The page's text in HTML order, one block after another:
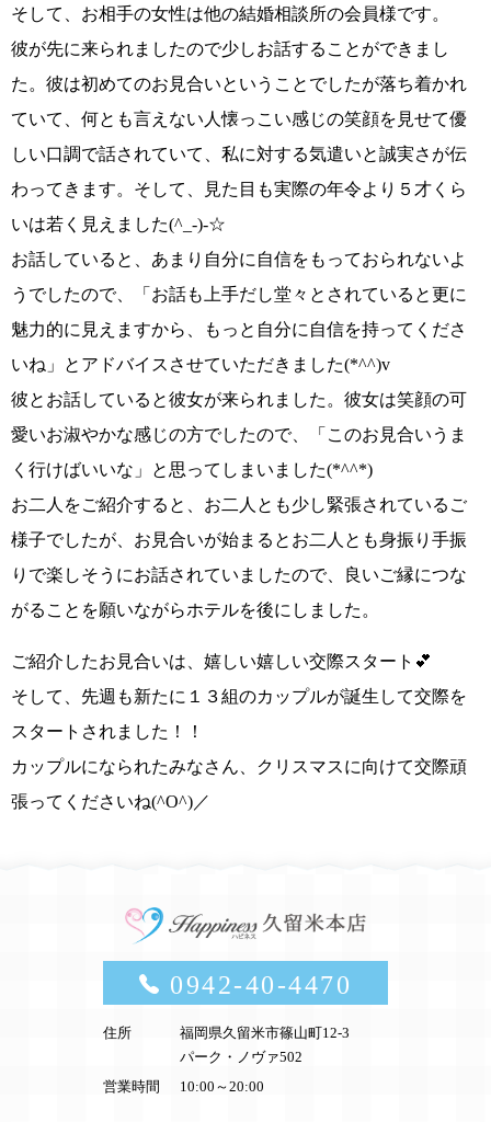
そして、お相手の女性は他の結婚相談所の会員様です。
彼が先に来られましたので少しお話することができまし
た。彼は初めてのお見合いということでしたが落ち着かれ
ていて、何とも言えない 人懐っこい感じの笑顔を見せて優
しい口調で話されていて、私に対する気遣いと誠実さが伝
わってきます。そして、
見た目も実際の年令より５才くら
いは若く見えました(^_-)-☆
お話していると、あまり自分に自信をもっておられないよ
うでしたので、
「お話も上手だし堂々とされていると更に
魅力的に見えますから、もっと自分に自信を持ってくださ
いね」
とアドバイスさせていただきました(*^^)v
彼とお話していると彼女が来られました。彼女は笑顔の可
愛いお淑やかな感じの方でしたので、
「このお見合いうま
く行けばいいな」
と思ってしまいました(*^^*)
お二人をご紹介すると、お二人とも少し緊張されているご
様子でしたが、お見合いが始まると お二人とも身振り手振
りで楽しそうにお話されていましたので、
良いご縁につな
がることを願いながらホテルを後にしました。
ご紹介したお見合いは、 嬉しい嬉しい交際スタート 💕
そして、 先週も新たに１３組のカップルが誕生して交際を
スタートされました！！
カップルになられたみなさん、クリスマスに向けて交際頑
張ってくださいね(^O^)／
0942-40-4470
住所
福岡県久留米市篠山町12-3
パーク・ノヴァ502
営業時間
10:00～20:00